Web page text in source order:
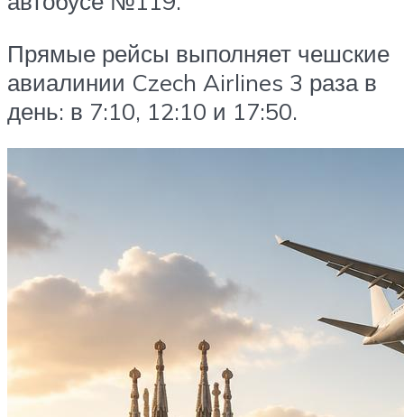
Прямые рейсы выполняет чешские
авиалинии Czech Airlines 3 раза в
день: в 7:10, 12:10 и 17:50.